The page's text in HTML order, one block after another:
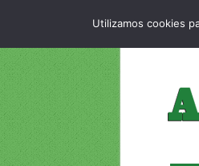
Utilizamos cookies